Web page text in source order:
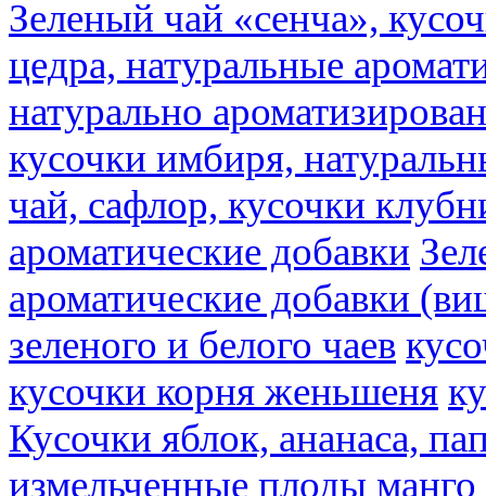
Зеленый чай «сенча»,
цедра, натуральные
натурально
кусочки имбиря,
чай, сафлор, кусочки
ароматические добавки
ароматические добавки
зеленого и белого чаев
кусочки корня женьшеня
Кусочки яблок, ананаса,
измельченные плоды